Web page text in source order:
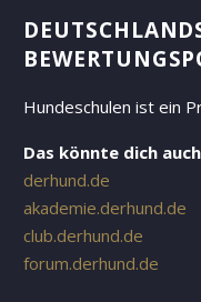
Hundeschulen ist ein
Das könnte dich
derhund.de
akademie.derhund.de
club.derhund.de
forum.derhund.de